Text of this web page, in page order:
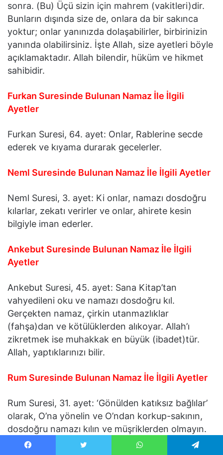
sonra. (Bu) Üçü sizin için mahrem (vakitleri)dir.
Bunların dışında size de, onlara da bir sakınca
yoktur; onlar yanınızda dolaşabilirler, birbirinizin
yanında olabilirsiniz. İşte Allah, size ayetleri böyle
açıklamaktadır. Allah bilendir, hüküm ve hikmet
sahibidir.
Furkan Suresinde Bulunan Namaz İle İlgili
Ayetler
Furkan Suresi, 64. ayet: Onlar, Rablerine secde
ederek ve kıyama durarak gecelerler.
Neml Suresinde Bulunan Namaz İle İlgili Ayetler
Neml Suresi, 3. ayet: Ki onlar, namazı dosdoğru
kılarlar, zekatı verirler ve onlar, ahirete kesin
bilgiyle iman ederler.
Ankebut Suresinde Bulunan Namaz İle İlgili
Ayetler
Ankebut Suresi, 45. ayet: Sana Kitap’tan
vahyedileni oku ve namazı dosdoğru kıl.
Gerçekten namaz, çirkin utanmazlıklar
(fahşa)dan ve kötülüklerden alıkoyar. Allah’ı
zikretmek ise muhakkak en büyük (ibadet)tür.
Allah, yaptıklarınızı bilir.
Rum Suresinde Bulunan Namaz İle İlgili Ayetler
Rum Suresi, 31. ayet: ‘Gönülden katıksız bağlılar’
olarak, O’na yönelin ve O’ndan korkup-sakının,
dosdoğru namazı kılın ve müşriklerden olmayın.